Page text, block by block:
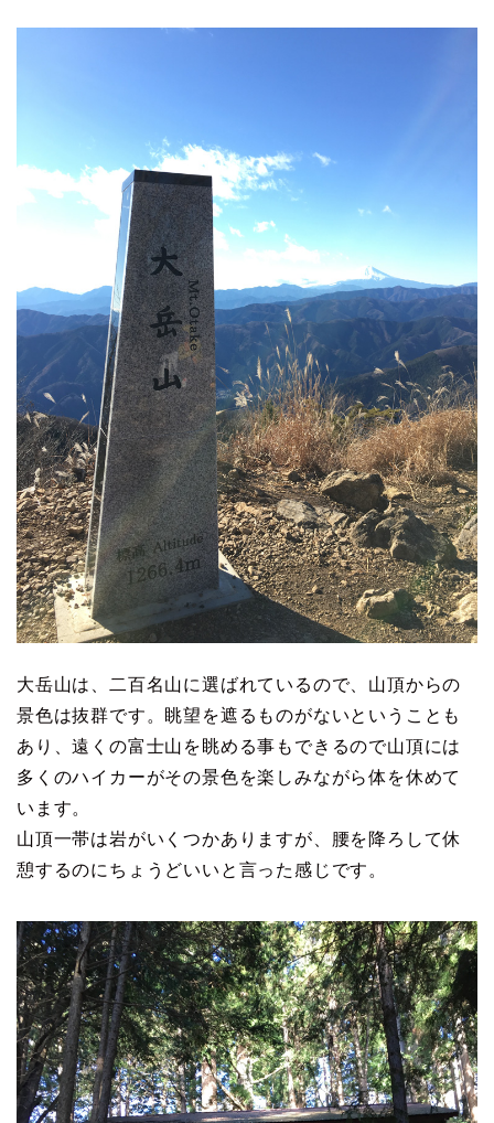
大岳山は、二百名山に選ばれているので、山頂からの
景色は抜群です。眺望を遮るものがないということも
あり、遠くの富士山を眺める事もできるので山頂には
多くのハイカーがその景色を楽しみながら体を休めて
います。
山頂一帯は岩がいくつかありますが、腰を降ろして休
憩するのにちょうどいいと言った感じです。